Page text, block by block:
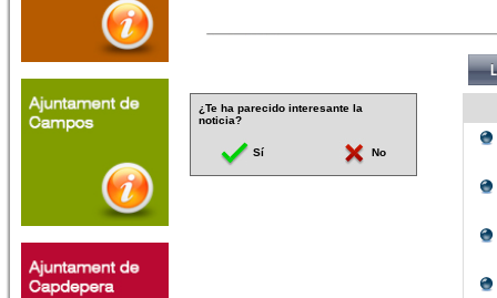
¿Te ha parecido interesante la
noticia?
Sí No